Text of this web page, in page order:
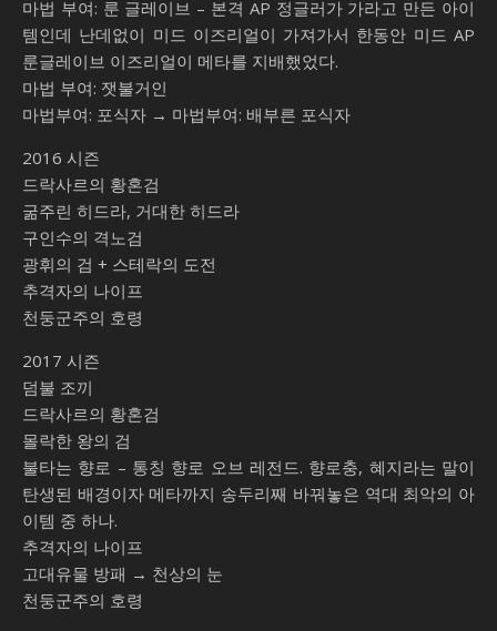
마법 부여: 룬 글레이브 – 본격 AP 정글러가 가라고 만든 아이
템인데 난데없이 미드 이즈리얼이 가져가서 한동안 미드 AP
룬글레이브 이즈리얼이 메타를 지배했었다.
마법 부여: 잿불거인
마법부여: 포식자 → 마법부여: 배부른 포식자
2016 시즌
드락사르의 황혼검
굶주린 히드라, 거대한 히드라
구인수의 격노검
광휘의 검 + 스테락의 도전
추격자의 나이프
천둥군주의 호령
2017 시즌
덤불 조끼
드락사르의 황혼검
몰락한 왕의 검
불타는 향로 – 통칭 향로 오브 레전드. 향로충, 혜지라는 말이
탄생된 배경이자 메타까지 송두리째 바꿔놓은 역대 최악의 아
이템 중 하나.
추격자의 나이프
고대유물 방패 → 천상의 눈
천둥군주의 호령